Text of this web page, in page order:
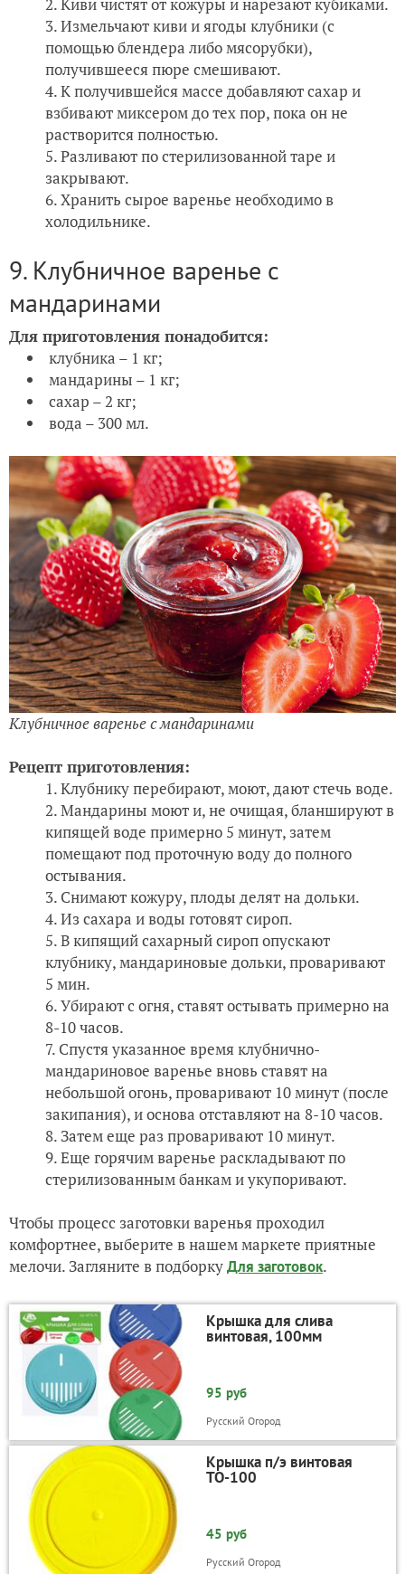
Киви чистят от кожуры и нарезают кубиками.
Измельчают киви и ягоды клубники (с
помощью блендера либо мясорубки),
получившееся пюре смешивают.
К получившейся массе добавляют сахар и
взбивают миксером до тех пор, пока он не
растворится полностью.
Разливают по стерилизованной таре и
закрывают.
Хранить сырое варенье необходимо в
холодильнике.
9. Клубничное варенье с
мандаринами
Для приготовления понадобится:
клубника – 1 кг;
мандарины – 1 кг;
сахар – 2 кг;
вода – 300 мл.
Клубничное варенье с мандаринами
Рецепт приготовления:
Клубнику перебирают, моют, дают стечь воде.
Мандарины моют и, не очищая, бланшируют в
кипящей воде примерно 5 минут, затем
помещают под проточную воду до полного
остывания.
Снимают кожуру, плоды делят на дольки.
Из сахара и воды готовят сироп.
В кипящий сахарный сироп опускают
клубнику, мандариновые дольки, проваривают
5 мин.
Убирают с огня, ставят остывать примерно на
8-10 часов.
Спустя указанное время клубнично-
мандариновое варенье вновь ставят на
небольшой огонь, проваривают 10 минут (после
закипания), и основа отставляют на 8-10 часов.
Затем еще раз проваривают 10 минут.
Еще горячим варенье раскладывают по
стерилизованным банкам и укупоривают.
Чтобы процесс заготовки варенья проходил
комфортнее, выберите в нашем маркете приятные
мелочи. Загляните в подборкуДля заготовок.
Крышка для слива
винтовая, 100мм
95 руб
Русский Огород
Крышка п/э винтовая
ТО-100
45 руб
Русский Огород